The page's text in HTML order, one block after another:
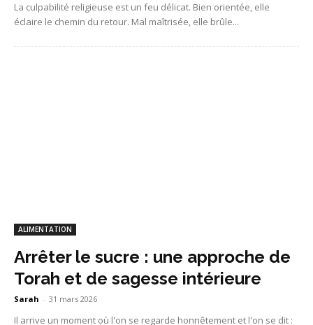
La culpabilité religieuse est un feu délicat. Bien orientée, elle
éclaire le chemin du retour. Mal maîtrisée, elle brûle...
ALIMENTATION
Arrêter le sucre : une approche de
Torah et de sagesse intérieure
Sarah - 31 mars 2026
Il arrive un moment où l'on se regarde honnêtement et l'on se dit :